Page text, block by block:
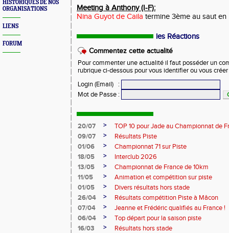
HISTORIQUES DE NOS
ORGANISATIONS
LIENS
FORUM
Meeting à Anthony (I-F):
Nina Guyot de Caila termine 3ème au saut
les Réactions
Commentez cette actualité
Pour commenter une actualité il faut posséder un
rubrique ci-dessous pour vous identifier ou vous
Login (Email)
:
Mot de Passe :
20/07 >
TOP 10 pour Jade au Championnat de
09/07
>
Résultats Piste
01/06
>
Championnat 71 sur Piste
18/05
>
Interclub 2026
13/05
>
Championnat de France de 10km
11/05
>
Animation et compétition sur piste
01/05
>
Divers résultats hors stade
26/04
>
Résultats compétition Piste à Mâcon
07/04
>
Jeanne et Frédéric qualifiés au France !
06/04
>
Top départ pour la saison piste
16/03
>
Résultats hors stade